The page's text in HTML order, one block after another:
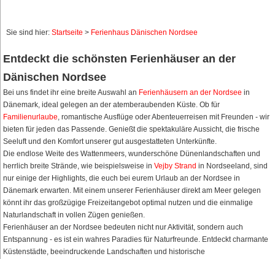
Sie sind hier: Startseite > Ferienhaus Dänischen Nordsee
Entdeckt die schönsten Ferienhäuser an der
Dänischen Nordsee
Bei uns findet ihr eine breite Auswahl an Ferienhäusern an der Nordsee in
Dänemark, ideal gelegen an der atemberaubenden Küste. Ob für
Familienurlaube, romantische Ausflüge oder Abenteuerreisen mit Freunden - wir
bieten für jeden das Passende. Genießt die spektakuläre Aussicht, die frische
Seeluft und den Komfort unserer gut ausgestatteten Unterkünfte.
Die endlose Weite des Wattenmeers, wunderschöne Dünenlandschaften und
herrlich breite Strände, wie beispielsweise in Vejby Strand in Nordseeland, sind
nur einige der Highlights, die euch bei eurem Urlaub an der Nordsee in
Dänemark erwarten. Mit einem unserer Ferienhäuser direkt am Meer gelegen
könnt ihr das großzügige Freizeitangebot optimal nutzen und die einmalige
Naturlandschaft in vollen Zügen genießen.
Ferienhäuser an der Nordsee bedeuten nicht nur Aktivität, sondern auch
Entspannung - es ist ein wahres Paradies für Naturfreunde. Entdeckt charmante
Küstenstädte, beeindruckende Landschaften und historische